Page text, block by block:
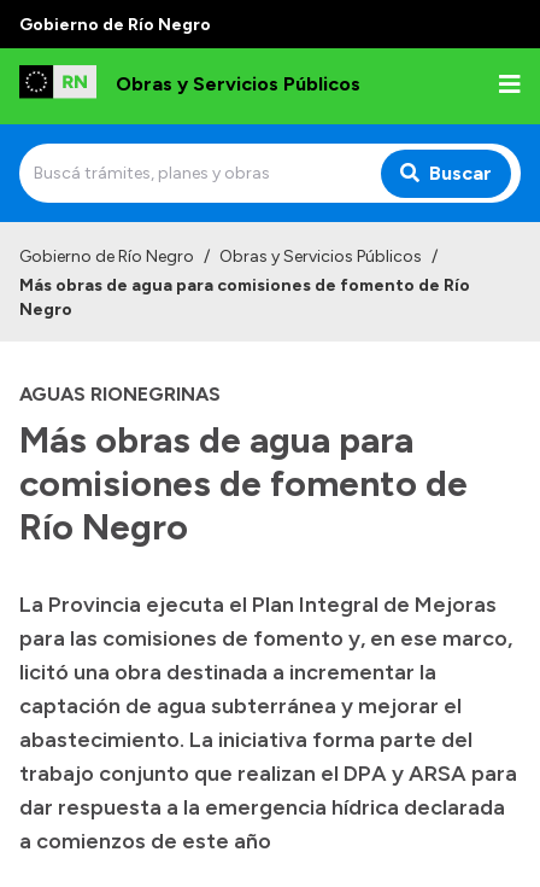
Gobierno de Río Negro
Obras y Servicios Públicos
Buscar
Institucional
Autoridades
Delegaciones
Normativa
Consejo de Obras Públicas
Transparencia
Presupuesto
Boletín Oficial
Compras y licitaciones
Consulta de expedientes
Consulta de pago a proveedores
Gobierno de Río Negro / Obras y Servicios Públicos /
Más obras de agua para comisiones de fomento de Río
Negro
AGUAS RIONEGRINAS
Más obras de agua para
comisiones de fomento de
Río Negro
La Provincia ejecuta el Plan Integral de Mejoras
para las comisiones de fomento y, en ese marco,
licitó una obra destinada a incrementar la
captación de agua subterránea y mejorar el
abastecimiento. La iniciativa forma parte del
trabajo conjunto que realizan el DPA y ARSA para
dar respuesta a la emergencia hídrica declarada
a comienzos de este año